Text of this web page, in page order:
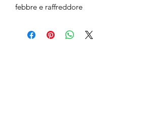
febbre e raffreddore